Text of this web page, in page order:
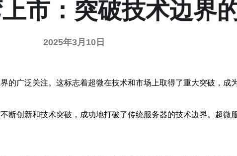
市：突破技术边界
2025年3月10日
的广泛关注。这标志着超微在技术和市场上取得了重大突破，成
断创新和技术突破，成功地打破了传统服务器的技术边界。超微